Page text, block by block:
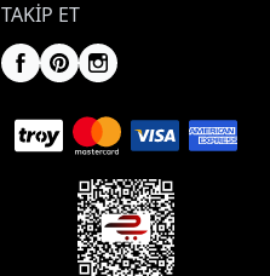
TAKIP ET